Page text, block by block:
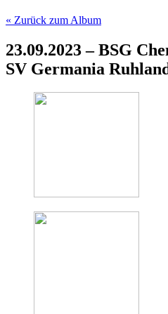
« Zurück zum Album
23.09.2023 – BSG
SV Germania